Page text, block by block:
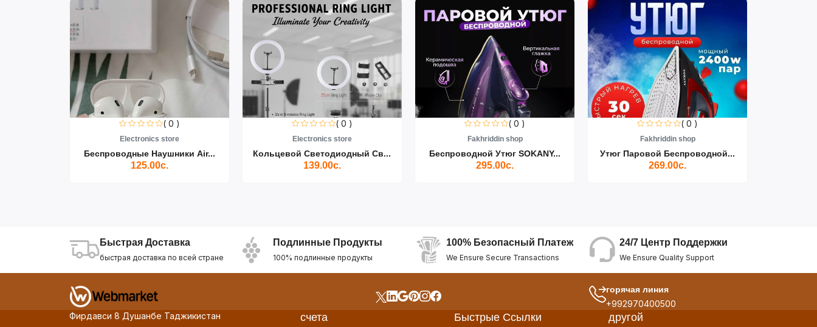
( 0 )
Electronics store
Беспроводные Наушники Air...
125.00с.
( 0 )
Electronics store
Кольцевой Светодиодный Св...
139.00с.
( 0 )
Fakhriddin shop
Беспроводной Утюг SOKANY...
295.00с.
( 0 )
Fakhriddin shop
Утюг Паровой Беспроводной...
269.00с.
Быстрая Доставка
быстрая доставка по всей стране
Подлинные Продукты
100% подлинные продукты
100% Безопасный Платеж
We Ensure Secure Transactions
24/7 Центр Поддержки
We Ensure Quality Support
горячая линия
+992970400500
Фирдавси 8 Душанбе Таджикистан
счета Быстрые Ссылки другой